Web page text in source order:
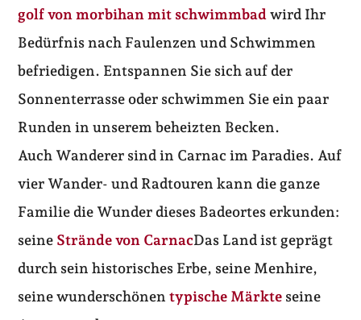
golf von morbihan mit schwimmbad wird Ihr
Bedürfnis nach Faulenzen und Schwimmen
befriedigen. Entspannen Sie sich auf der
Sonnenterrasse oder schwimmen Sie ein paar
Runden in unserem beheizten Becken.
Auch Wanderer sind in Carnac im Paradies. Auf
vier Wander- und Radtouren kann die ganze
Familie die Wunder dieses Badeortes erkunden:
seine Strände von CarnacDas Land ist geprägt
durch sein historisches Erbe, seine Menhire,
seine wunderschönentypische Märkte seine